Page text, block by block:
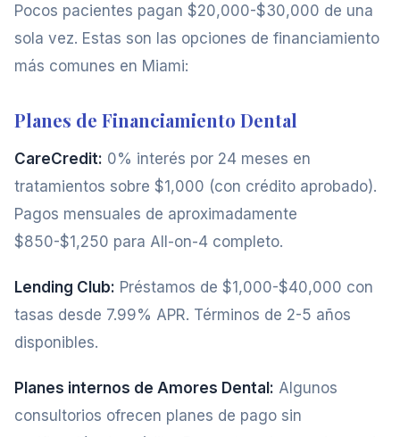
Pocos pacientes pagan $20,000-$30,000 de una
sola vez. Estas son las opciones de financiamiento
más comunes en Miami:
Planes de Financiamiento Dental
CareCredit: 0% interés por 24 meses en
tratamientos sobre $1,000 (con crédito aprobado).
Pagos mensuales de aproximadamente
$850-$1,250 para All-on-4 completo.
Lending Club: Préstamos de $1,000-$40,000 con
tasas desde 7.99% APR. Términos de 2-5 años
disponibles.
Planes internos de Amores Dental: Algunos
consultorios ofrecen planes de pago sin